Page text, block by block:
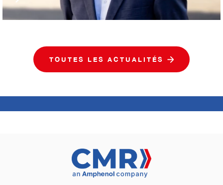
TOUTES LES ACTUALITÉS